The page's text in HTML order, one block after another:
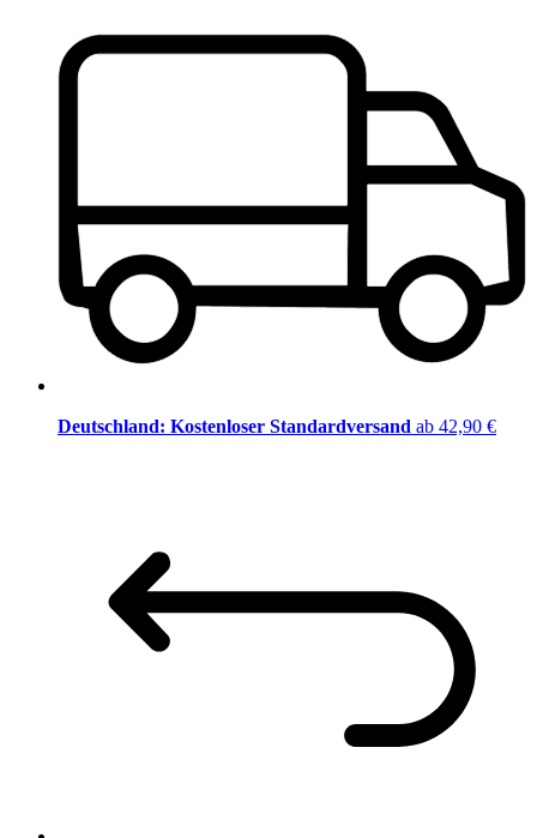
Deutschland: Kostenloser Standardversand ab 42,90 €